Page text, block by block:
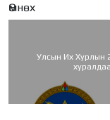
Өмнөх
Улсын Их Хурлын